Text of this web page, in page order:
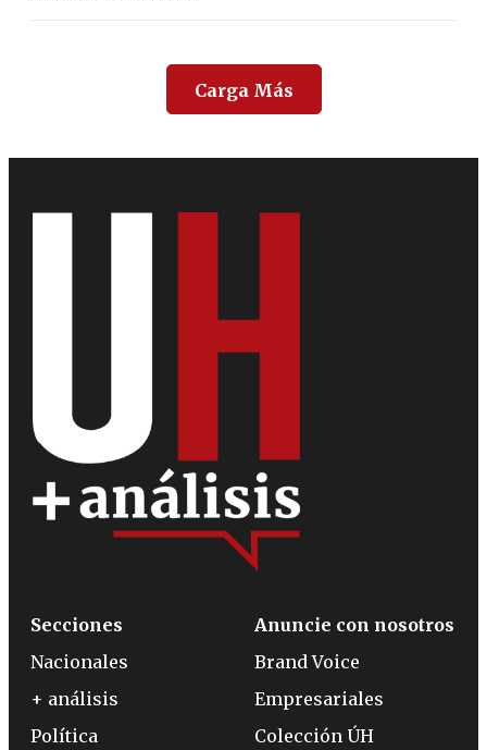
Carga Más
Secciones
Nacionales
+ análisis
Política
Anuncie con nosotros
Brand Voice
Empresariales
Colección ÚH